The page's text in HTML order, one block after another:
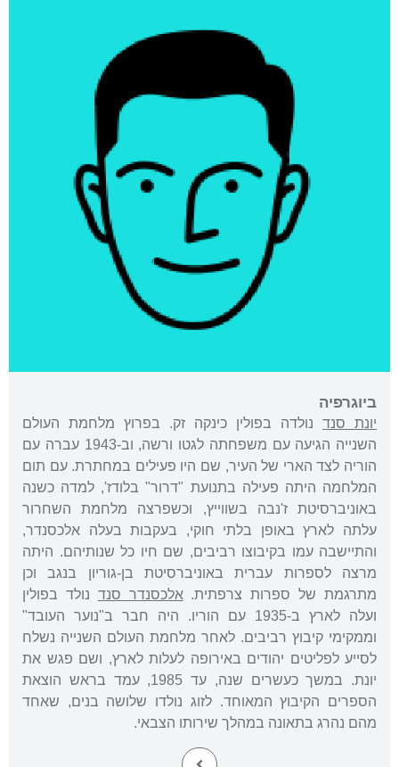
ביוגרפיה
יונת סנד נולדה בפולין כינקה זק. בפרוץ מלחמת העולם
השנייה הגיעה עם משפחתה לגטו ורשה, וב-1943 עברה עם
הוריה לצד הארי של העיר, שם היו פעילים במחתרת. עם תום
המלחמה היתה פעילה בתנועת "דרור" בלודז', למדה כשנה
באוניברסיטת ז'נבה בשווייץ, וכשפרצה מלחמת השחרור
עלתה לארץ באופן בלתי חוקי, בעקבות בעלה אלכסנדר,
והתיישבה עמו בקיבוצו רביבים, שם חיו כל שנותיהם. היתה
מרצה לספרות עברית באוניברסיטת בן-גוריון בנגב וכן
מתרגמת של ספרות צרפתית.אלכסנדר סנד נולד בפולין
ועלה לארץ ב-1935 עם הוריו. היה חבר ב"נוער העובד"
וממקימי קיבוץ רביבים. לאחר מלחמת העולם השנייה נשלח
לסייע לפליטים יהודים באירופה לעלות לארץ, ושם פגש את
יונת. במשך כעשרים שנה, עד 1985, עמד בראש הוצאת
הספרים הקיבוץ המאוחד. לזוג נולדו שלושה בנים, שאחד
מהם נהרג בתאונה במהלך שירותו הצבאי.